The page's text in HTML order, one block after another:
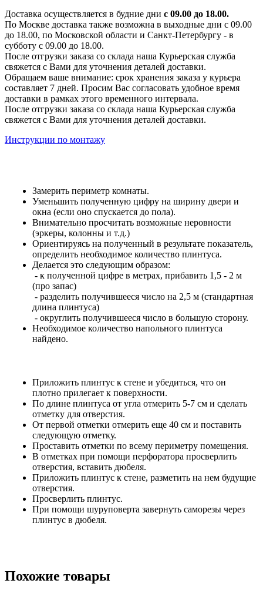
Доставка осуществляется в будние дни с 09.00 до 18.00.
По Москве доставка также возможна в выходные дни с 09.00
до 18.00, по Московской области и Санкт-Петербургу - в
субботу с 09.00 до 18.00.
После отгрузки заказа со склада наша Курьерская служба
свяжется с Вами для уточнения деталей доставки.
Обращаем ваше внимание: срок хранения заказа у курьера
составляет 7 дней. Просим Вас согласовать удобное время
доставки в рамках этого временного интервала.
После отгрузки заказа со склада наша Курьерская служба
свяжется с Вами для уточнения деталей доставки.
Инструкции по монтажу
Замерить периметр комнаты.
Уменьшить полученную цифру на ширину двери и
окна (если оно спускается до пола).
Внимательно просчитать возможные неровности
(эркеры, колонны и т.д.)
Ориентируясь на полученный в результате показатель,
определить необходимое количество плинтуса.
Делается это следующим образом:
- к полученной цифре в метрах, прибавить 1,5 - 2 м
(про запас)
- разделить получившееся число на 2,5 м (стандартная
длина плинтуса)
- округлить получившееся число в большую сторону.
Необходимое количество напольного плинтуса
найдено.
Приложить плинтус к стене и убедиться, что он
плотно прилегает к поверхности.
По длине плинтуса от угла отмерить 5-7 см и сделать
отметку для отверстия.
От первой отметки отмерить еще 40 см и поставить
следующую отметку.
Проставить отметки по всему периметру помещения.
В отметках при помощи перфоратора просверлить
отверстия, вставить дюбеля.
Приложить плинтус к стене, разметить на нем будущие
отверстия.
Просверлить плинтус.
При помощи шуруповерта завернуть саморезы через
плинтус в дюбеля.
Похожие товары